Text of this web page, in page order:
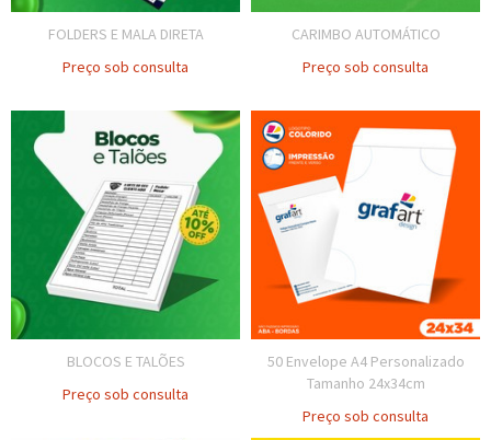
FOLDERS E MALA DIRETA
Preço sob consulta
CARIMBO AUTOMÁTICO
Preço sob consulta
BLOCOS E TALÕES
Preço sob consulta
50 Envelope A4 Personalizado
Tamanho 24x34cm
Preço sob consulta